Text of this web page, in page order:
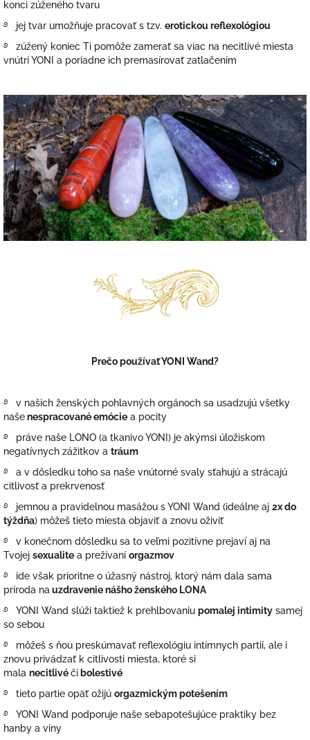
konci zúženého tvaru
࿔ jej tvar umožňuje pracovať s tzv. erotickou reflexológiou
࿔ zúžený koniec Ti pomôže zamerať sa viac na necitlivé miesta
vnútri YONI a poriadne ich premasírovať zatlačením
Prečo používať YONI Wand?
࿔ v našich ženských pohlavných orgánoch sa usadzujú všetky
našenespracované emócie a pocity
࿔ práve naše LONO (a tkanivo YONI) je akýmsi úložiskom
negatívnych zážitkov a tráum
࿔ a v dôsledku toho sa naše vnútorné svaly sťahujú a strácajú
citlivosť a prekrvenosť
࿔ jemnou a pravidelnou masážou s YONI Wand (ideálne aj 2x do
týždňa) môžeš tieto miesta objaviť a znovu oživiť
࿔ v konečnom dôsledku sa to veľmi pozitívne prejaví aj na
Tvojej sexualite a prežívaní orgazmov
࿔ ide však prioritne o úžasný nástroj, ktorý nám dala sama
príroda nauzdravenie nášho ženského LONA
࿔ YONI Wand slúži taktiež k prehlbovaniu pomalej intimity samej
so sebou
࿔ môžeš s ňou preskúmavať reflexológiu intímnych partií, ale i
znovu privádzať k citlivosti miesta, ktoré si
mala necitlivéči bolestivé
࿔ tieto partie opäť ožijú orgazmickým potešením
࿔ YONI Wand podporuje naše sebapotešujúce praktiky bez
hanby a viny